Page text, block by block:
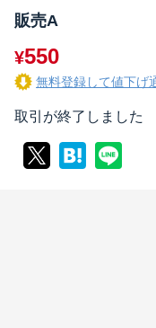
販売A
¥550
無料登録して値下げ
取引が終了しました